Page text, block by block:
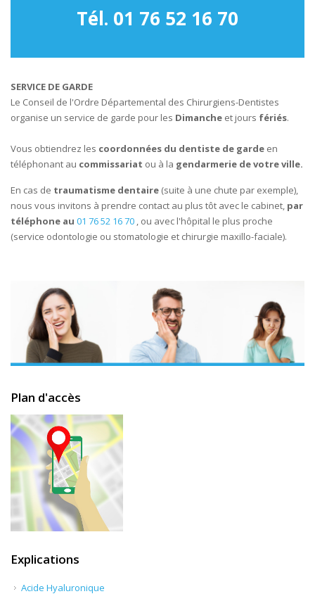
Tél. 01 76 52 16 70
SERVICE DE GARDE
Le Conseil de l'Ordre Départemental des Chirurgiens-Dentistes
organise un service de garde pour les Dimanche et jours fériés.
Vous obtiendrez les coordonnées du dentiste de garde en
téléphonant au commissariat ou à la gendarmerie de votre ville.
En cas de traumatisme dentaire (suite à une chute par exemple),
nous vous invitons à prendre contact au plus tôt avec le cabinet, par
téléphone au 01 76 52 16 70 , ou avec l'hôpital le plus proche
(service odontologie ou stomatologie et chirurgie maxillo-faciale).
Plan d'accès
Explications
Acide Hyaluronique